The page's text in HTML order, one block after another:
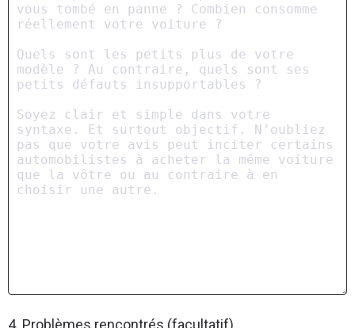
4. Problèmes rencontrés (facultatif)